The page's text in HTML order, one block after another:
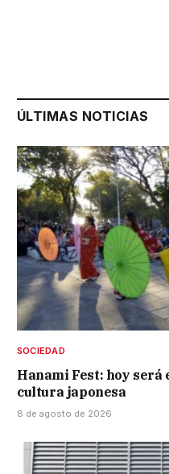
ÚLTIMAS NOTICIAS
SOCIEDAD
Hanami Fest: hoy será
cultura japonesa
8 de agosto de 2026